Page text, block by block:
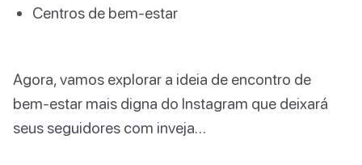
Centros de bem-estar
Agora, vamos explorar a ideia de encontro de
bem-estar mais digna do Instagram que deixará
seus seguidores com inveja…